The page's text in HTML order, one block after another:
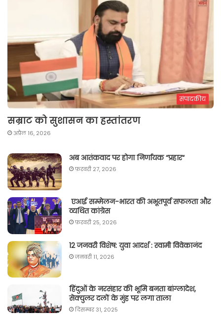
संपादकीय
सम्राट को सुशासन का हस्तांतरण
अप्रैल 16, 2026
अब आतंकवाद पर होगा निर्णायक “प्रहार“
फ़रवरी 27, 2026
एआई सम्मेलन-भारत की अभूतपूर्व सफलता और
व्यथित कांग्रेस
फ़रवरी 25, 2026
12 जनवरी विशेष: युवा आदर्श : स्वामी विवेकानंद
जनवरी 11, 2026
हिंदुओं के नरसंहार की भूमि बनता बांग्लादेश,
सेक्युलर दलों के मुंह पर लगा ताला
दिसम्बर 31, 2025